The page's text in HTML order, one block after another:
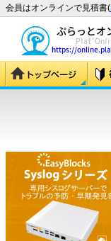
会員はオンラインで見積書(